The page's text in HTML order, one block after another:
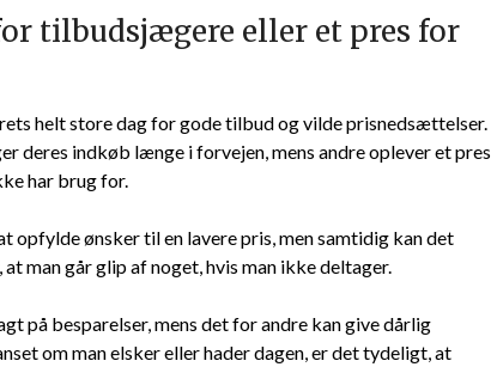
tilbudsjægere eller et pres for
helt store dag for gode tilbud og vilde prisnedsættelser.
deres indkøb længe i forvejen, mens andre oplever et pres
har brug for.
opfylde ønsker til en lavere pris, men samtidig kan det
man går glip af noget, hvis man ikke deltager.
på besparelser, mens det for andre kan give dårlig
om man elsker eller hader dagen, er det tydeligt, at